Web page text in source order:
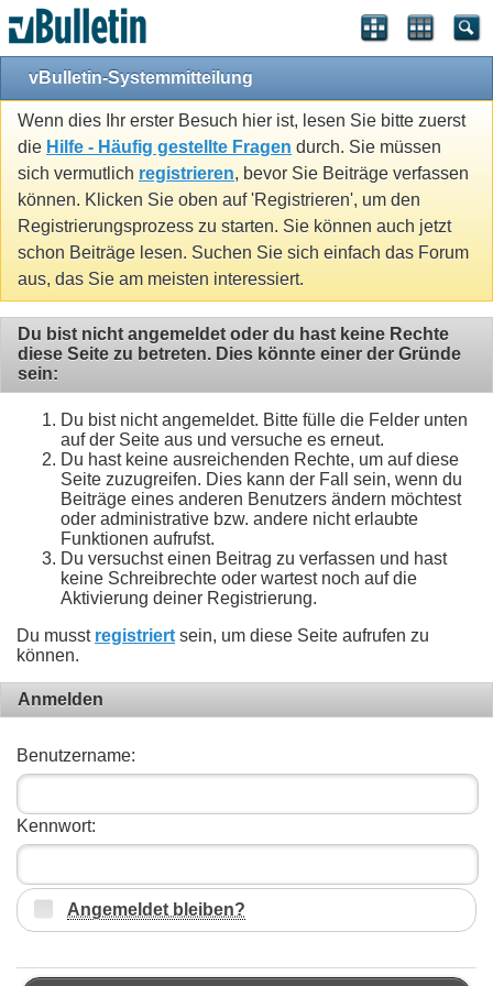
vBulletin-Systemmitteilung
Wenn dies Ihr erster Besuch hier ist, lesen Sie bitte zuerst
die Hilfe - Häufig gestellte Fragen durch. Sie müssen
sich vermutlich registrieren, bevor Sie Beiträge verfassen
können. Klicken Sie oben auf 'Registrieren', um den
Registrierungsprozess zu starten. Sie können auch jetzt
schon Beiträge lesen. Suchen Sie sich einfach das Forum
aus, das Sie am meisten interessiert.
Du bist nicht angemeldet oder du hast keine Rechte
diese Seite zu betreten. Dies könnte einer der Gründe
sein:
Du bist nicht angemeldet. Bitte fülle die Felder unten
auf der Seite aus und versuche es erneut.
Du hast keine ausreichenden Rechte, um auf diese
Seite zuzugreifen. Dies kann der Fall sein, wenn du
Beiträge eines anderen Benutzers ändern möchtest
oder administrative bzw. andere nicht erlaubte
Funktionen aufrufst.
Du versuchst einen Beitrag zu verfassen und hast
keine Schreibrechte oder wartest noch auf die
Aktivierung deiner Registrierung.
Du musst registriert sein, um diese Seite aufrufen zu
können.
Anmelden
Benutzername:
Kennwort:
Angemeldet bleiben?